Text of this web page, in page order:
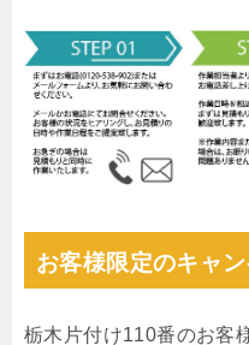
お客様限定のキャ
栃木片付け110番のお客